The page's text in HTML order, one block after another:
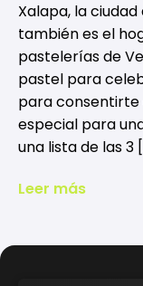
Xalapa, la
también es el
pastelerías de
pastel para
para
especial para
una lista de las 3
Leer más